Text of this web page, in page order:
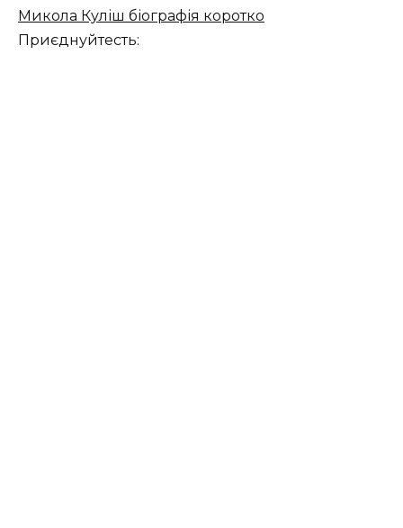
Микола Куліш біографія коротко
Приєднуйтесть: